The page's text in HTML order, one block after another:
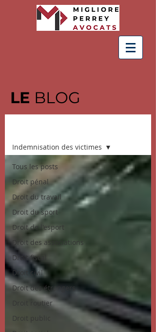
LE BLOG
Tous les posts
Droit pénal
Droit du travail
Droit du sport
Droit de l'esport
Droit des associations
Droit fiscal
Droit civil
Droit des étrangers
Droit routier
Droit public
Indemnisation des victimes